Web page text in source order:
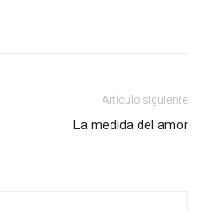
Artículo siguiente
La medida del amor